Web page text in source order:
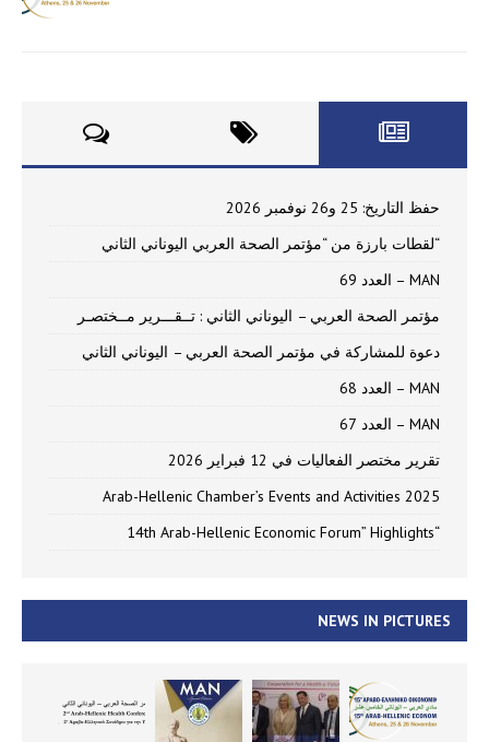
حفظ التاريخ: 25 و26 نوفمبر 2026
“لقطات بارزة من “مؤتمر الصحة العربي اليوناني الثاني
MAN – العدد 69
مؤتمر الصحة العربي – اليوناني الثاني : تــقـــرير مــختصـر
دعوة للمشاركة في مؤتمر الصحة العربي – اليوناني الثاني
MAN – العدد 68
MAN – العدد 67
تقرير مختصر الفعاليات في 12 فبراير 2026
Arab-Hellenic Chamber’s Events and Activities 2025
“14th Arab-Hellenic Economic Forum” Highlights
NEWS IN PICTURES